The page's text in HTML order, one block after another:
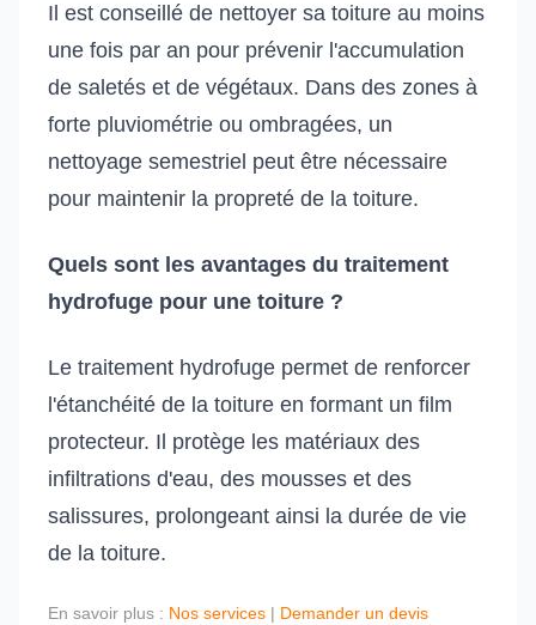
Il est conseillé de nettoyer sa toiture au moins
une fois par an pour prévenir l'accumulation
de saletés et de végétaux. Dans des zones à
forte pluviométrie ou ombragées, un
nettoyage semestriel peut être nécessaire
pour maintenir la propreté de la toiture.
Quels sont les avantages du traitement
hydrofuge pour une toiture ?
Le traitement hydrofuge permet de renforcer
l'étanchéité de la toiture en formant un film
protecteur. Il protège les matériaux des
infiltrations d'eau, des mousses et des
salissures, prolongeant ainsi la durée de vie
de la toiture.
En savoir plus : Nos services | Demander un devis